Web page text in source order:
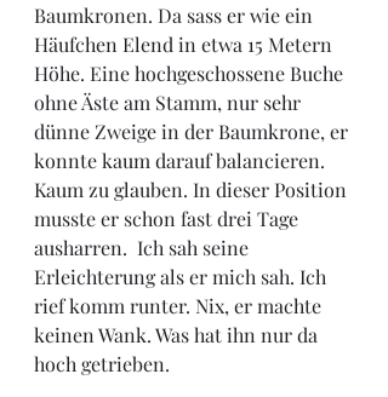
Baumkronen. Da sass er wie ein
Häufchen Elend in etwa 15 Metern
Höhe. Eine hochgeschossene Buche
ohne Äste am Stamm, nur sehr
dünne Zweige in der Baumkrone, er
konnte kaum darauf balancieren.
Kaum zu glauben. In dieser Position
musste er schon fast drei Tage
ausharren.  Ich sah seine
Erleichterung als er mich sah. Ich
rief komm runter. Nix, er machte
keinen Wank. Was hat ihn nur da
hoch getrieben.